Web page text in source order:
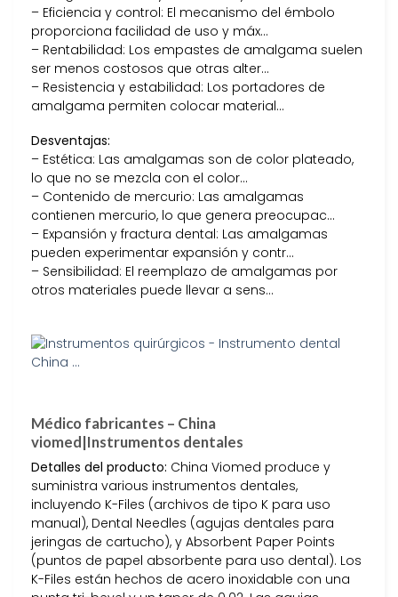
– Eficiencia y control: El mecanismo del émbolo
proporciona facilidad de uso y máx…
– Rentabilidad: Los empastes de amalgama suelen
ser menos costosos que otras alter…
– Resistencia y estabilidad: Los portadores de
amalgama permiten colocar material…
Desventajas:
– Estética: Las amalgamas son de color plateado,
lo que no se mezcla con el color…
– Contenido de mercurio: Las amalgamas
contienen mercurio, lo que genera preocupac…
– Expansión y fractura dental: Las amalgamas
pueden experimentar expansión y contr…
– Sensibilidad: El reemplazo de amalgamas por
otros materiales puede llevar a sens…
Médico fabricantes – China
viomed|Instrumentos dentales
Detalles del producto: China Viomed produce y
suministra various instrumentos dentales,
incluyendo K-Files (archivos de tipo K para uso
manual), Dental Needles (agujas dentales para
jeringas de cartucho), y Absorbent Paper Points
(puntos de papel absorbente para uso dental). Los
K-Files están hechos de acero inoxidable con una